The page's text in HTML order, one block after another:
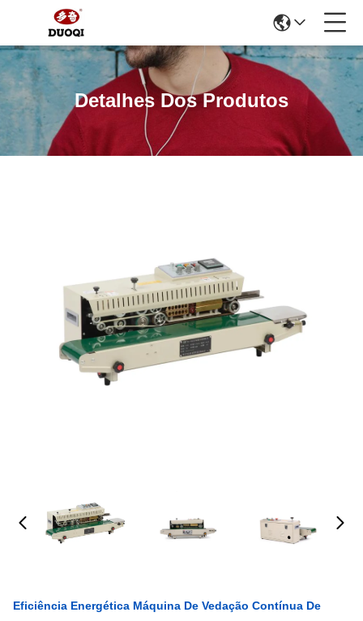
Detalhes Dos Produtos
Eficiência Energética Máquina De Vedação Contínua De